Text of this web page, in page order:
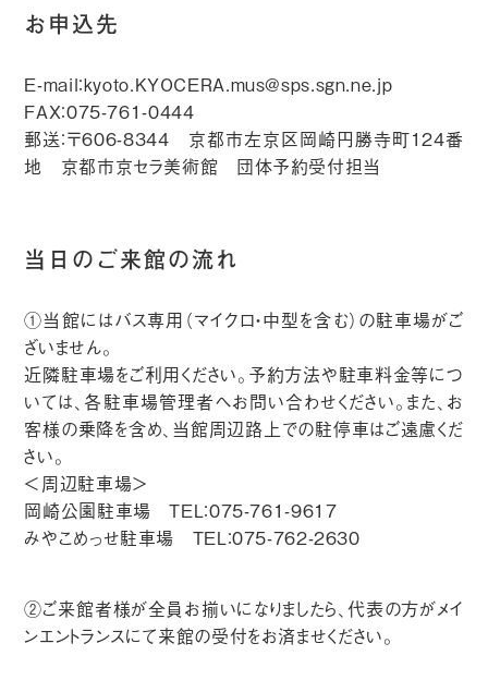
お申込先
E-mail：kyoto.KYOCERA.mus@sps.sgn.ne.jp
FAX：075-761-0444
郵送：〒606-8344 京都市左京区岡崎円勝寺町124番
地 京都市京セラ美術館 団体予約受付担当
当日のご来館の流れ
①当館にはバス専用（マイクロ・中型を含む）の駐車場がご
ざいません。
近隣駐車場をご利用ください。予約方法や駐車料金等につ
いては、各駐車場管理者へお問い合わせください。また、お
客様の乗降を含め、当館周辺路上での駐停車はご遠慮くだ
さい。
＜周辺駐車場＞
岡崎公園駐車場 TEL：075-761-9617
みやこめっせ駐車場 TEL：075-762-2630
②ご来館者様が全員お揃いになりましたら、代表の方がメイ
ンエントランスにて来館の受付をお済ませください。